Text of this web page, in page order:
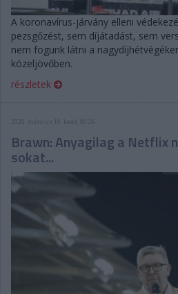
A koronavírus-járvány elleni
pezsgőzést, sem díjátadást, sem
nem fogunk látni a
közeljövőben.
részletek
2020. március 10. kedd, 00:26
Brawn: Anyagilag a Netflix
sokat...